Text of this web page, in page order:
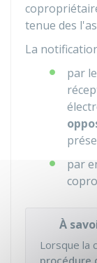
tenue des
La
par
par
À
Lorsque la
procédure